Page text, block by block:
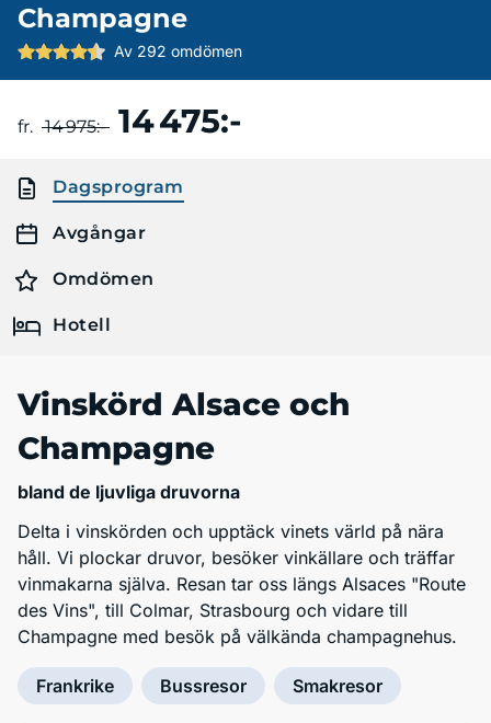
Champagne
Av 292 omdömen
fr. 14 975:- 14 475:-
Dagsprogram
Avgångar
Omdömen
Hotell
Vinskörd Alsace och
Champagne
bland de ljuvliga druvorna
Delta i vinskörden och upptäck vinets värld på nära
håll. Vi plockar druvor, besöker vinkällare och träffar
vinmakarna själva. Resan tar oss längs Alsaces "Route
des Vins", till Colmar, Strasbourg och vidare till
Champagne med besök på välkända champagnehus.
Frankrike Bussresor Smakresor